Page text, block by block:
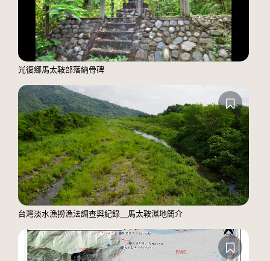
光復鄉馬太鞍部落納骨碑
台灣淡水漁撈漁法調查與紀錄＿馬太鞍濕地簡介